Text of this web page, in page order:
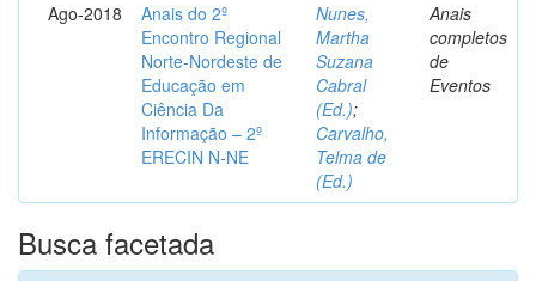
Ago-2018
Anais do 2º
Encontro Regional
Norte-Nordeste de
Educação em
Ciência Da
Informação – 2º
ERECIN N-NE
Nunes,
Martha
Suzana
Cabral
(Ed.);
Carvalho,
Telma de
(Ed.)
Anais
completos
de
Eventos
Busca facetada